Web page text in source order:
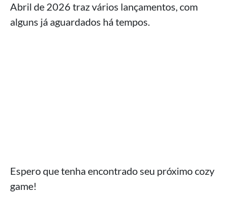
Abril de 2026 traz vários lançamentos, com
alguns já aguardados há tempos.
Espero que tenha encontrado seu próximo cozy
game!